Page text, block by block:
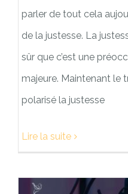
parler de tout cela
de la justesse. La
sûr que c’est une
majeure. Maintenant le
polarisé la justesse
Lire la suite